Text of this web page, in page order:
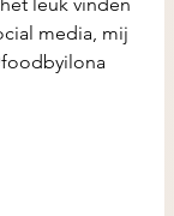
media, mij